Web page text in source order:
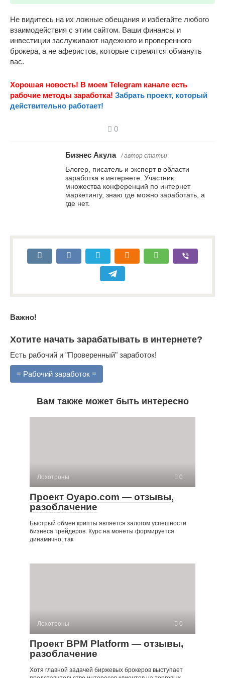
Не видитесь на их ложные обещания и избегайте любого
взаимодействия с этим сайтом. Ваши финансы и
инвестиции заслуживают надежного и проверенного
брокера, а не аферистов, которые стремятся обмануть
вас.
Хорошая новость! В моем Telegram канале есть
рабочие методы заработка! Забрать проект, который
действительно работает!
0
Бизнес Акула / автор статьи
Блогер, писатель и эксперт в области
заработка в интернете. Участник
множества конференций по интернет
маркетингу, знаю где можно заработать, а
где нет.
Важно!
Хотите начать зарабатывать в интернете?
Есть рабочий и "Проверенный" заработок!
≡ Рабочий заработок ≡
Вам также может быть интересно
Лохотроны 0
Проект Oyapo.com — отзывы,
разоблачение
Быстрый обмен крипты является залогом успешности
бизнеса трейдеров. Курс на монеты формируется
динамично, так
Лохотроны 0
Проект BPM Platform — отзывы,
разоблачение
Хотя главной задачей биржевых брокеров выступает